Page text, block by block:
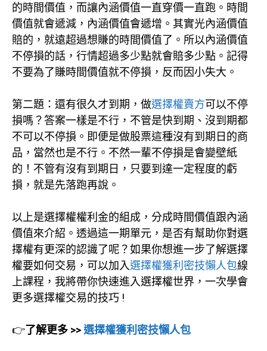
的時間價值，而讓內涵價值一直穿價一直跑。時間
價值就會遞減，內涵價值會遞增。其實光內涵價值
賠的，就遠超過想賺的時間價值了。所以內涵價值
不停損的話，行情超過多少點就會賠多少點。記得
不要為了賺時間價值就不停損，反而因小失大。
第二題：還有很久才到期，做選擇權賣方可以不停
損嗎？答案一樣是不行，不管是快到期、沒到期都
不可以不停損。即便是做股票這種沒有到期日的商
品，當然也是不行。不然一輩不停損是會變壁紙
的！不管有沒有到期日，只要到達一定程度的虧
損，就是先落跑再說。
以上是選擇權權利金的組成，分成時間價值跟內涵
價值來介紹。透過這一期單元，是否有幫助你對選
擇權有更深的認識了呢？如果你想進一步了解選擇
權要如何交易，可以加入選擇權獲利密技懶人包線
上課程，我將帶你快速進入選擇權世界，一次學會
更多選擇權交易的技巧 !
👉了解更多 >>選擇權獲利密技懶人包